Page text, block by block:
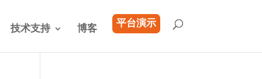
技术支持 博客 平台演示